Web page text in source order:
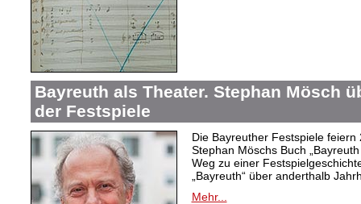
Bayreuth als Theater. Stephan Mösch
der Festspiele
Die Bayreuther Festspiele
Stephan Möschs Buch
Weg zu einer
„Bayreuth“ über anderthalb
Mehr...